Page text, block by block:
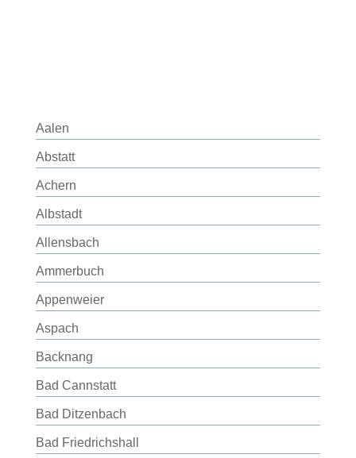
Aalen
Abstatt
Achern
Albstadt
Allensbach
Ammerbuch
Appenweier
Aspach
Backnang
Bad Cannstatt
Bad Ditzenbach
Bad Friedrichshall